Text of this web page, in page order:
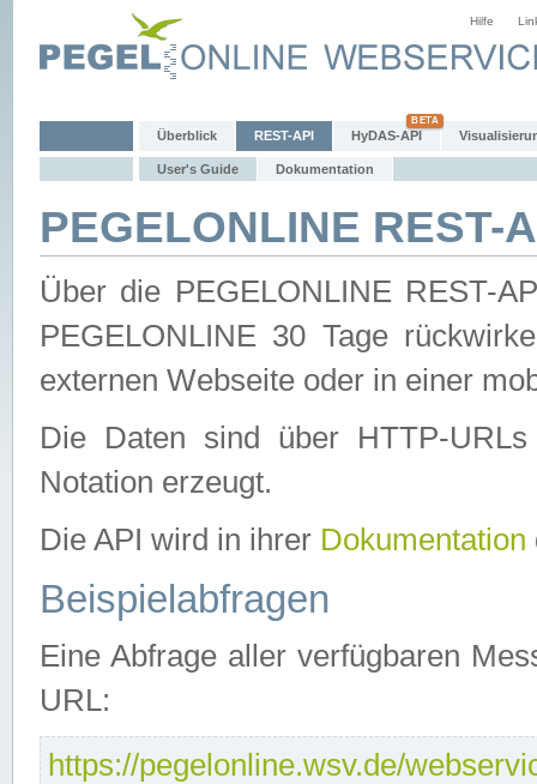
Hilfe
Überblick REST-API HyDAS-API
User's Guide Dokumentation
PEGELONLINE REST-
Über die PEGELONLINE REST-
PEGELONLINE 30 Tage
externen Webseite oder in einer
Die Daten sind über HTTP-
Notation erzeugt.
Die API wird in ihrer Dokumentation
Beispielabfragen
Eine Abfrage aller verfügbaren
URL:
https://pegelonline.wsv.de/